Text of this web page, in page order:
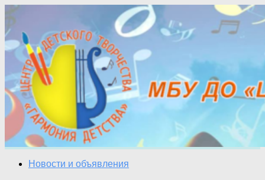
Перейти
к
содержимому
Новости и объявления